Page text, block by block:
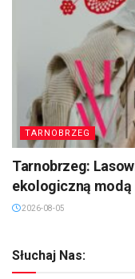
TARNOBRZEG
Tarnobrzeg:
ekologiczną modą
2026-08-05
Słuchaj Nas: